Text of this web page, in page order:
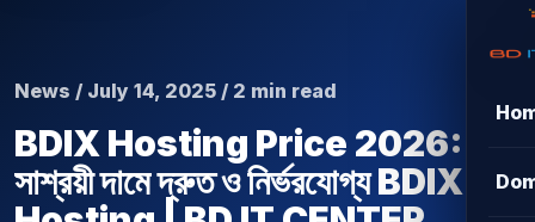
News / July 14, 2025 / 2 min read
BDIX Hosting Price 2026:
সাশ্রয়ী দামে দ্রুত ও নির্ভরযোগ্য BDIX